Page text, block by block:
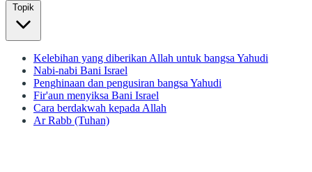
Topik
Kelebihan yang diberikan Allah untuk bangsa Yahudi
Nabi-nabi Bani Israel
Penghinaan dan pengusiran bangsa Yahudi
Fir'aun menyiksa Bani Israel
Cara berdakwah kepada Allah
Ar Rabb (Tuhan)